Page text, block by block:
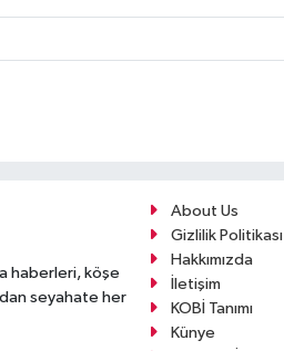
haberleri, köşe
seyahate her
About Us
Gizlilik Politikası
Hakkımızda
İletişim
KOBİ Tanımı
Künye